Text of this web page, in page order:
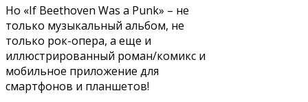
Но «If Beethoven Was a Punk» – не
только музыкальный альбом, не
только рок-опера, а еще и
иллюстрированный роман/комикс и
мобильное приложение для
смартфонов и планшетов!